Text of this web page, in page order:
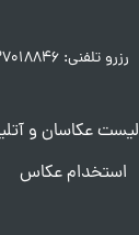
رزرو تلفنی: ۰۹۹۲۷۰۱۸۸۴۶
لیست عکاسان و
استخدام عکاس